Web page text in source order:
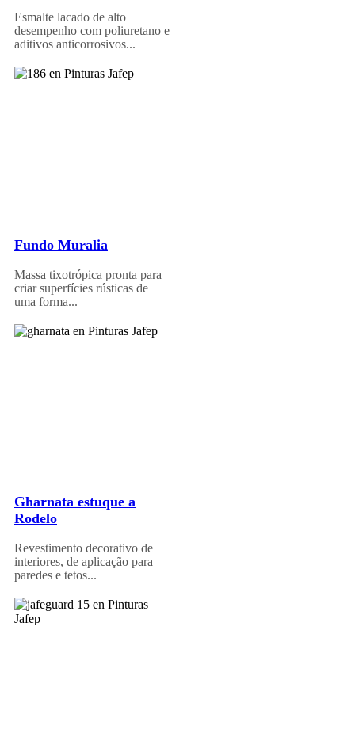
Esmalte lacado de alto
desempenho com poliuretano e
aditivos anticorrosivos...
Fundo Muralia
Massa tixotrópica pronta para
criar superfícies rústicas de
uma forma...
Gharnata estuque a
Rodelo
Revestimento decorativo de
interiores, de aplicação para
paredes e tetos...